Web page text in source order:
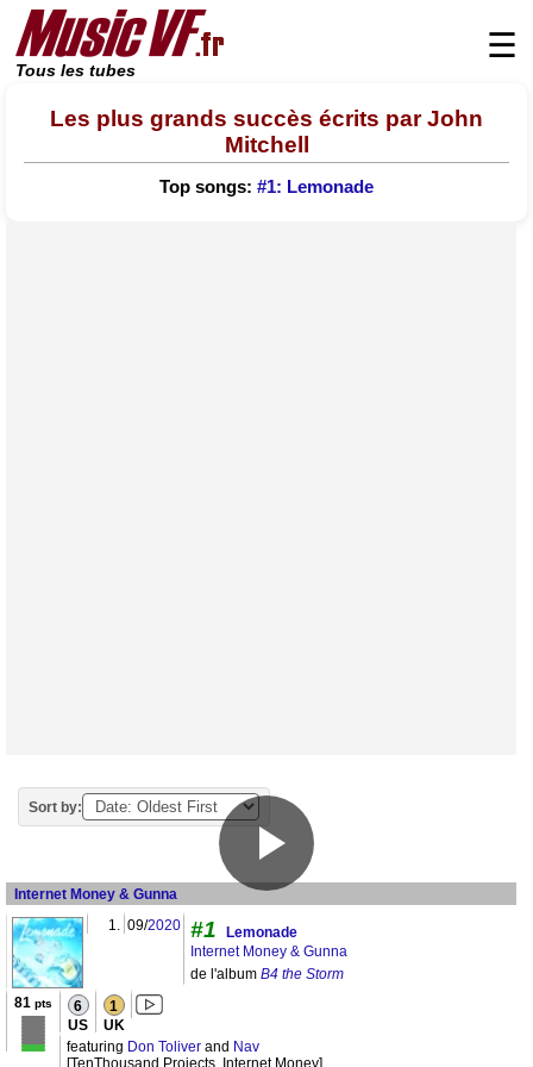
Tous les tubes
☰
Les plus grands succès écrits par John
Mitchell
Top songs: #1: Lemonade
Sort by:
Internet Money & Gunna
1. 09/2020 #1
Lemonade
Internet Money & Gunna
de l'album B4 the Storm
81 pts 6
US
1
UK
featuring Don Toliver and Nav
[TenThousand Projects, Internet Money]